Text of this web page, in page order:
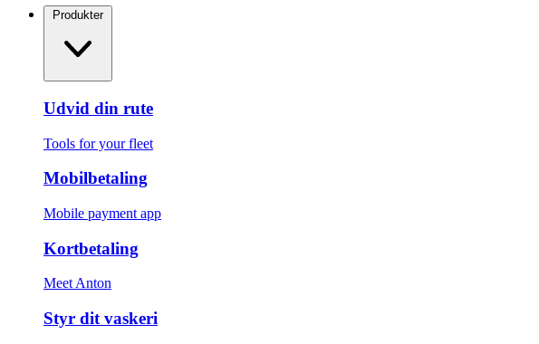
Produkter
Udvid din rute
Tools for your fleet
Mobilbetaling
Mobile payment app
Kortbetaling
Meet Anton
Styr dit vaskeri